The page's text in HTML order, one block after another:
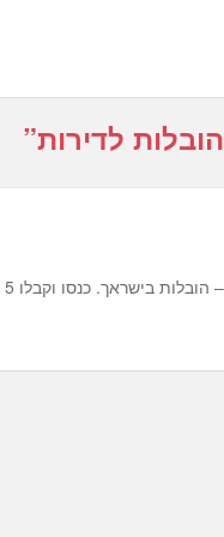
הובלות לדירות”